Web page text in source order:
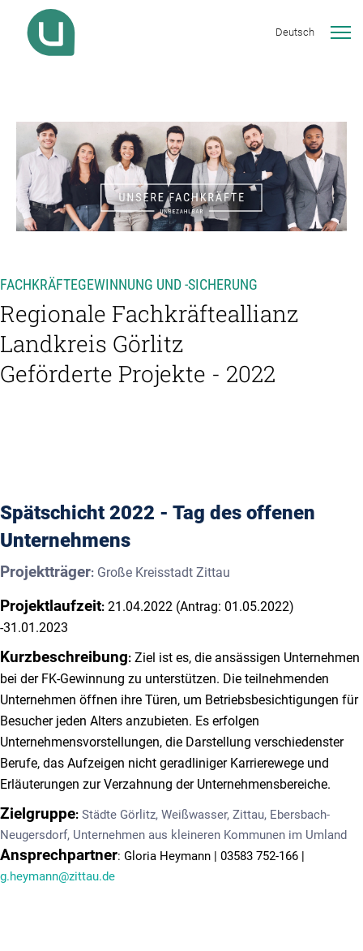
Deutsch
FACHKRÄFTEGEWINNUNG UND -SICHERUNG
Regionale Fachkräfteallianz
Landkreis Görlitz
Geförderte Projekte - 2022
Spätschicht 2022 - Tag des offenen
Unternehmens
Projektträger: Große Kreisstadt Zittau
Projektlaufzeit: 21.04.2022 (Antrag: 01.05.2022)
-31.01.2023
Kurzbeschreibung: Ziel ist es, die ansässigen Unternehmen
bei der FK-Gewinnung zu unterstützen. Die teilnehmenden
Unternehmen öffnen ihre Türen, um Betriebsbesichtigungen für
Besucher jeden Alters anzubieten. Es erfolgen
Unternehmensvorstellungen, die Darstellung verschiedenster
Berufe, das Aufzeigen nicht geradliniger Karrierewege und
Erläuterungen zur Verzahnung der Unternehmensbereiche.
Zielgruppe: Städte Görlitz, Weißwasser, Zittau, Ebersbach-
Neugersdorf, Unternehmen aus kleineren Kommunen im Umland
Ansprechpartner: Gloria Heymann | 03583 752-166 |
g.heymann@zittau.de